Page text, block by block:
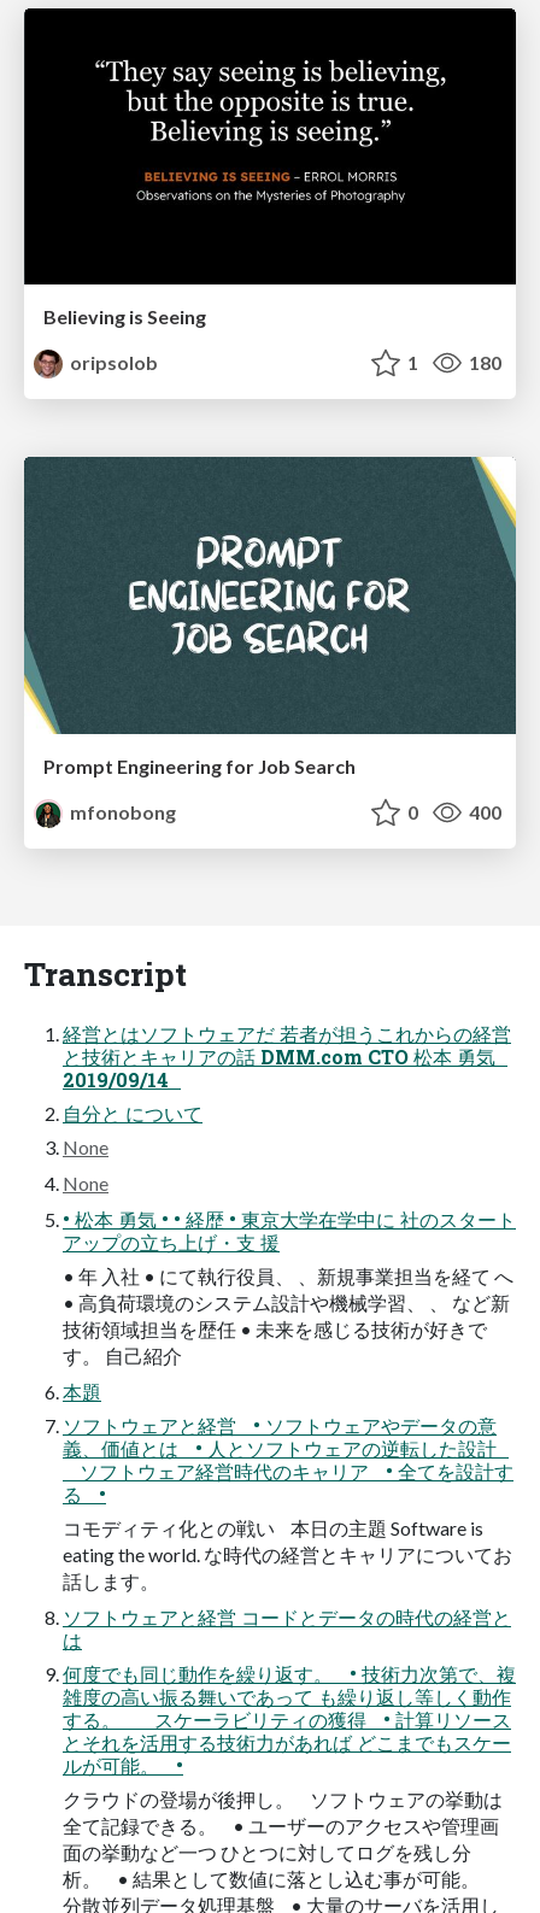
Believing is Seeing
oripsolob
1 180
Prompt Engineering for Job Search
mfonobong
0 400
Transcript
経営とはソフトウェアだ 若者が担うこれからの経営
と技術とキャリアの話 DMM.com CTO 松本 勇気
2019/09/14
自分と について
None
None
• 松本 勇気 • • 経歴 • 東京大学在学中に 社のスタート
アップの立ち上げ・支 援
• 年 入社 • にて執行役員、 、新規事業担当を経て へ
• 高負荷環境のシステム設計や機械学習、 、 など新
技術領域担当を歴任 • 未来を感じる技術が好きで
す。 自己紹介
本題
ソフトウェアと経営 • ソフトウェアやデータの意
義、価値とは • 人とソフトウェアの逆転した設計
ソフトウェア経営時代のキャリア • 全てを設計す
る •
コモディティ化との戦い 本日の主題 Software is
eating the world. な時代の経営とキャリアについてお
話します。
ソフトウェアと経営 コードとデータの時代の経営と
は
何度でも同じ動作を繰り返す。 • 技術力次第で、複
雑度の高い振る舞いであって も繰り返し等しく動作
する。 スケーラビリティの獲得 • 計算リソース
とそれを活用する技術力があれば どこまでもスケー
ルが可能。 •
クラウドの登場が後押し。 ソフトウェアの挙動は
全て記録できる。 • ユーザーのアクセスや管理画
面の挙動など一つ ひとつに対してログを残し分
析。 • 結果として数値に落とし込む事が可能。
分散並列データ処理基盤 • 大量のサーバを活用し